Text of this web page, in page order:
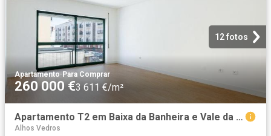
12 fotos
Apartamento·Para Comprar
260 000 €3 611 €/m²
Apartamento T2 em Baixa da Banheira e Vale da Amoreira de 72. 72m² Baixa da Banheira e Vale da Amoreira
Alhos Vedros